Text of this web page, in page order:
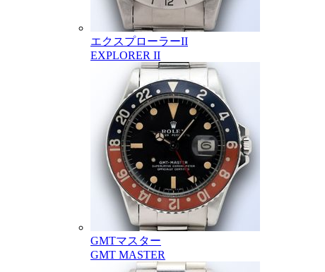
エクスプローラーII
EXPLORER II
GMTマスター
GMT MASTER